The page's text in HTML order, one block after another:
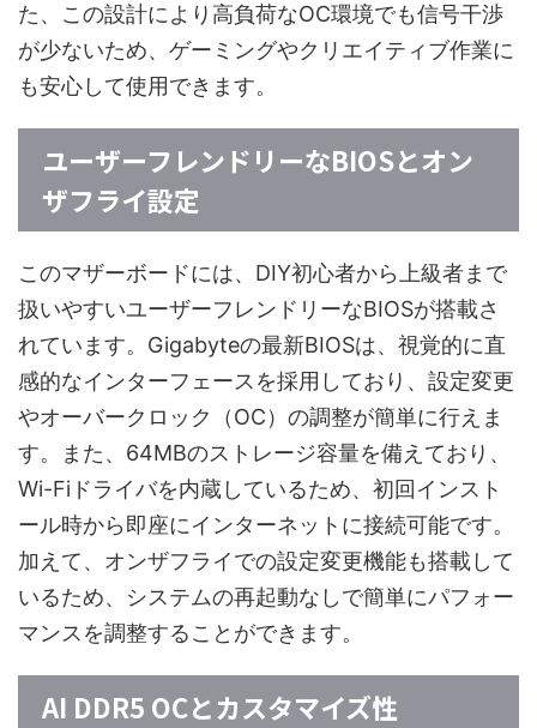
た、この設計により高負荷なOC環境でも信号干渉
が少ないため、ゲーミングやクリエイティブ作業に
も安心して使用できます。
ユーザーフレンドリーなBIOSとオン
ザフライ設定
このマザーボードには、DIY初心者から上級者まで
扱いやすいユーザーフレンドリーなBIOSが搭載さ
れています。Gigabyteの最新BIOSは、視覚的に直
感的なインターフェースを採用しており、設定変更
やオーバークロック（OC）の調整が簡単に行えま
す。また、64MBのストレージ容量を備えており、
Wi-Fiドライバを内蔵しているため、初回インスト
ール時から即座にインターネットに接続可能です。
加えて、オンザフライでの設定変更機能も搭載して
いるため、システムの再起動なしで簡単にパフォー
マンスを調整することができます。
AI DDR5 OCとカスタマイズ性